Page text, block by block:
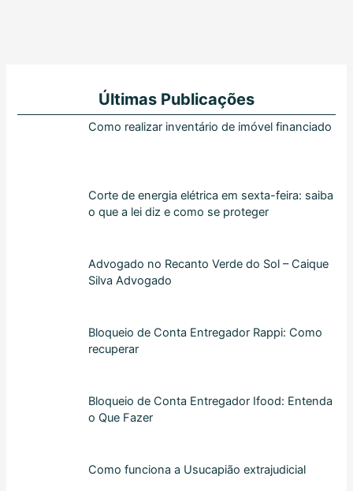
Últimas Publicações
Como realizar inventário de imóvel financiado
Corte de energia elétrica em sexta-feira: saiba
o que a lei diz e como se proteger
Advogado no Recanto Verde do Sol – Caique
Silva Advogado
Bloqueio de Conta Entregador Rappi: Como
recuperar
Bloqueio de Conta Entregador Ifood: Entenda
o Que Fazer
Como funciona a Usucapião extrajudicial